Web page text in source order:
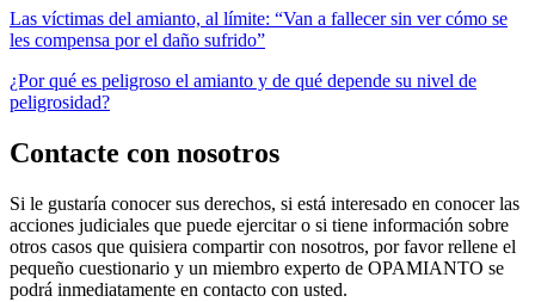
Las víctimas del amianto, al límite: “Van a fallecer sin ver cómo se
les compensa por el daño sufrido”
¿Por qué es peligroso el amianto y de qué depende su nivel de
peligrosidad?
Contacte con nosotros
Si le gustaría conocer sus derechos, si está interesado en conocer las
acciones judiciales que puede ejercitar o si tiene información sobre
otros casos que quisiera compartir con nosotros, por favor rellene el
pequeño cuestionario y un miembro experto de OPAMIANTO se
podrá inmediatamente en contacto con usted.